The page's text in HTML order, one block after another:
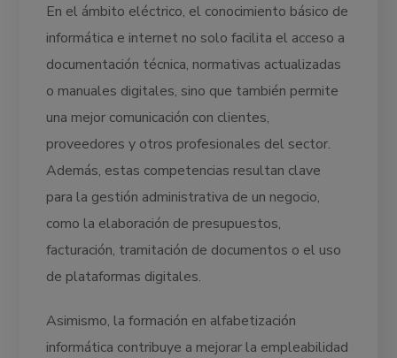
En el ámbito eléctrico, el conocimiento básico de
informática e internet no solo facilita el acceso a
documentación técnica, normativas actualizadas
o manuales digitales, sino que también permite
una mejor comunicación con clientes,
proveedores y otros profesionales del sector.
Además, estas competencias resultan clave
para la gestión administrativa de un negocio,
como la elaboración de presupuestos,
facturación, tramitación de documentos o el uso
de plataformas digitales.
Asimismo, la formación en alfabetización
informática contribuye a mejorar la empleabilidad